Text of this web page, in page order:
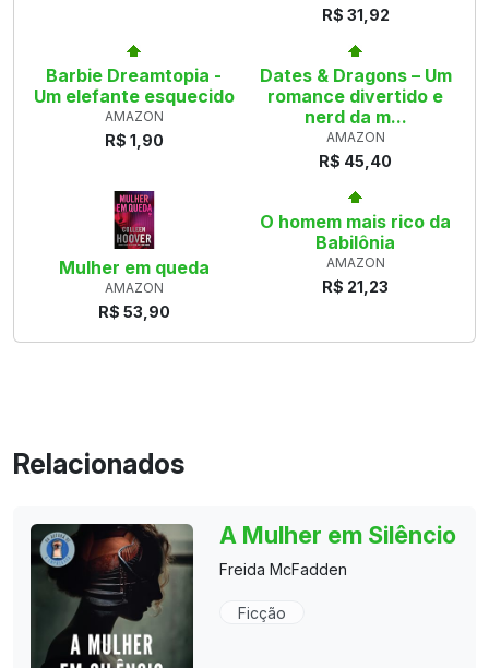
R$ 31,92
Barbie Dreamtopia -
Um elefante esquecido
AMAZON
R$ 1,90
Dates & Dragons – Um
romance divertido e
nerd da m...
AMAZON
R$ 45,40
Mulher em queda
AMAZON
R$ 53,90
O homem mais rico da
Babilônia
AMAZON
R$ 21,23
Relacionados
A Mulher em Silêncio
Freida McFadden
Ficção